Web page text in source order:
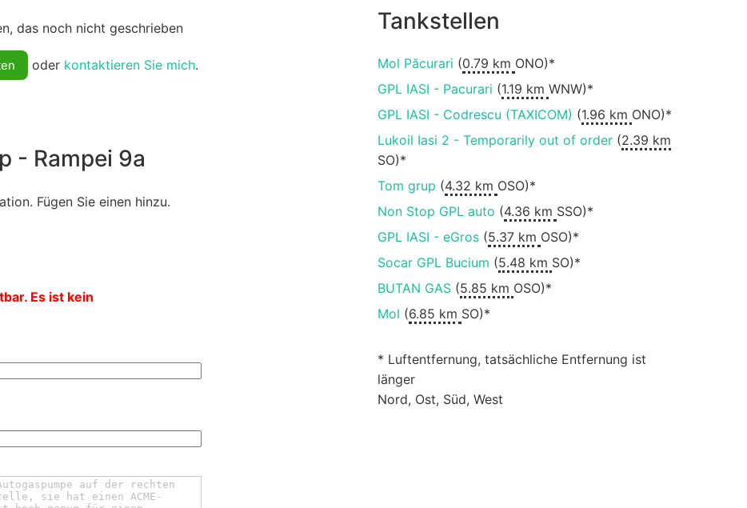
das noch nicht geschrieben
oder kontaktieren Sie mich.
- Rampei 9a
Fügen Sie einen hinzu.
Es ist kein
Tankstellen
Mol Păcurari (0.79 km ONO)*
GPL IASI - Pacurari (1.19 km WNW)*
GPL IASI - Codrescu (TAXICOM) (1.96 km ONO)*
Lukoil Iasi 2 - Temporarily out of order(2.39 km
SO)*
Tom grup (4.32 km OSO)*
Non Stop GPL auto (4.36 km SSO)*
GPL IASI - eGros(5.37 km OSO)*
Socar GPL Bucium (5.48 km SO)*
BUTAN GAS(5.85 km OSO)*
Mol (6.85 km SO)*
* Luftentfernung, tatsächliche Entfernung ist
länger
Nord, Ost, Süd, West